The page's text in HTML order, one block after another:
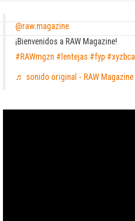
@raw.magazine
¡Bienvenidos a RAW Magazine!
#RAWmgzn #lentejas #fyp #xyzbca
♬ sonido original - RAW Magazine